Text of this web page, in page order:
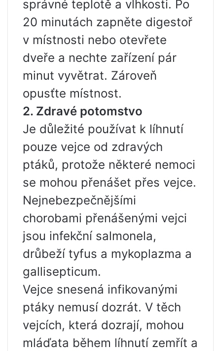
správné teplotě a vlhkosti. Po
20 minutách zapněte digestoř
v místnosti nebo otevřete
dveře a nechte zařízení pár
minut vyvětrat. Zároveň
opusťte místnost.
2. Zdravé potomstvo
Je důležité používat k líhnutí
pouze vejce od zdravých
ptáků, protože některé nemoci
se mohou přenášet přes vejce.
Nejnebezpečnějšími
chorobami přenášenými vejci
jsou infekční salmonela,
drůbeží tyfus a mykoplazma a
gallisepticum.
Vejce snesená infikovanými
ptáky nemusí dozrát. V těch
vejcích, která dozrají, mohou
mláďata během líhnutí zemřít a